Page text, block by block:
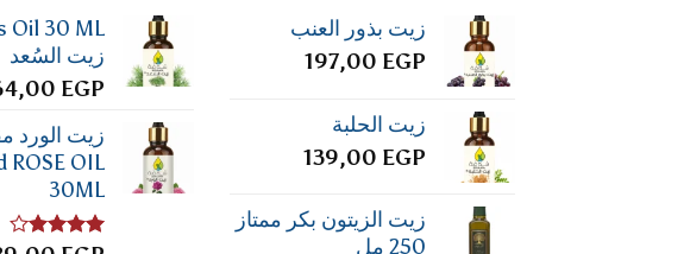
زيت بذور العنب
197,00 EGP
زيت الحلبة
139,00 EGP
زيت الزيتون بكر ممتاز
250 مل
Oil 30 ML
زيت السُعد
EGP
زيت الورد
ROSE OIL
30ML